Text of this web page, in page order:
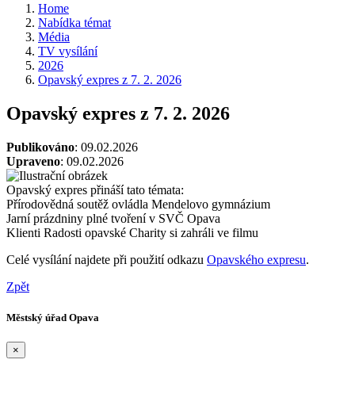
Home
Nabídka témat
Média
TV vysílání
2026
Opavský expres z 7. 2. 2026
Opavský expres z 7. 2. 2026
Publikováno: 09.02.2026
Upraveno: 09.02.2026
Opavský expres přináší tato témata:
Přírodovědná soutěž ovládla Mendelovo gymnázium
Jarní prázdniny plné tvoření v SVČ Opava
Klienti Radosti opavské Charity si zahráli ve filmu
Celé vysílání najdete při použití odkazu Opavského expresu.
Zpět
Městský úřad Opava
×